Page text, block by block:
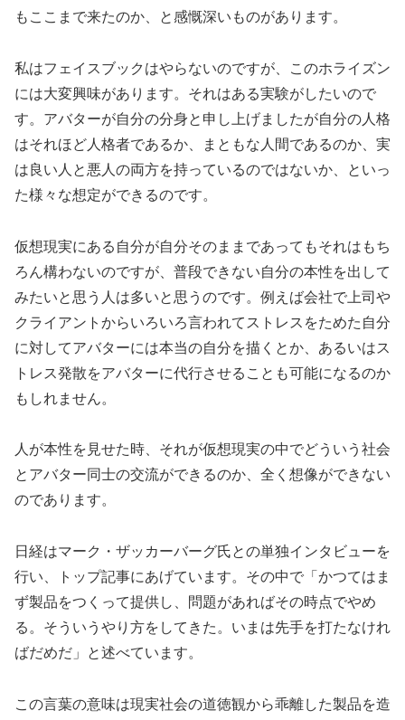
もここまで来たのか、と感慨深いものがあります。
私はフェイスブックはやらないのですが、このホライズン
には大変興味があります。それはある実験がしたいので
す。アバターが自分の分身と申し上げましたが自分の人格
はそれほど人格者であるか、まともな人間であるのか、実
は良い人と悪人の両方を持っているのではないか、といっ
た様々な想定ができるのです。
仮想現実にある自分が自分そのままであってもそれはもち
ろん構わないのですが、普段できない自分の本性を出して
みたいと思う人は多いと思うのです。例えば会社で上司や
クライアントからいろいろ言われてストレスをためた自分
に対してアバターには本当の自分を描くとか、あるいはス
トレス発散をアバターに代行させることも可能になるのか
もしれません。
人が本性を見せた時、それが仮想現実の中でどういう社会
とアバター同士の交流ができるのか、全く想像ができない
のであります。
日経はマーク・ザッカーバーグ氏との単独インタビューを
行い、トップ記事にあげています。その中で「かつてはま
ず製品をつくって提供し、問題があればその時点でやめ
る。そういうやり方をしてきた。いまは先手を打たなけれ
ばだめだ」と述べています。
この言葉の意味は現実社会の道徳観から乖離した製品を造